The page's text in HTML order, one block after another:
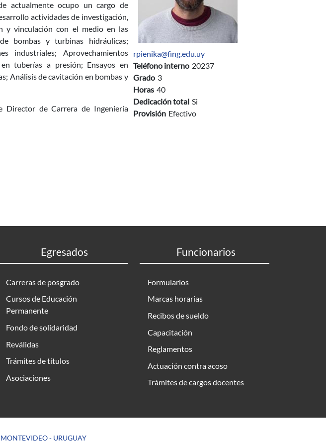
actualmente ocupo un cargo de
actividades de investigación,
y vinculación con el medio en las
bombas y turbinas hidráulicas;
industriales; Aprovechamientos
tuberías a presión; Ensayos en
Análisis de cavitación en bombas y
Director de Carrera de Ingeniería
rpienika@fing.edu.uy
Teléfono interno 20237
Grado 3
Horas 40
Dedicación total Si
Provisión Efectivo
Egresados
Carreras de posgrado
Cursos de Educación
Permanente
Fondo de solidaridad
Reválidas
Trámites de títulos
Asociaciones
Funcionarios
Formularios
Marcas horarias
Recibos de sueldo
Capacitación
Reglamentos
Actuación contra acoso
Trámites de cargos docentes
MONTEVIDEO - URUGUAY